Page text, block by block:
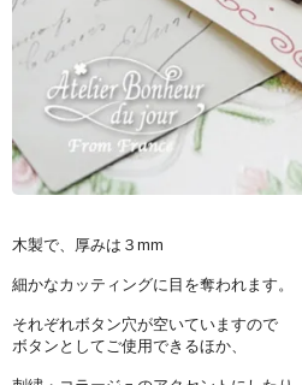
木製で、厚みは３mm
細かなカッティングに目を奪われます。
それぞれボタン穴が空いていますので
ボタンとしてご使用できるほか、